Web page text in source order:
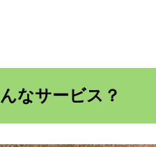
なサービス？